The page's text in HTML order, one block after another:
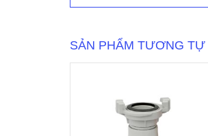
lượng
SẢN PHẨM TƯƠNG TỰ